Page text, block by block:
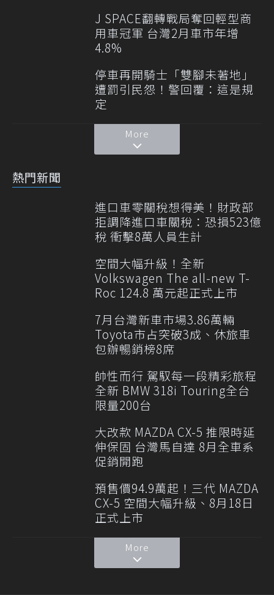
J SPACE翻轉戰局奪回輕型商
用車冠軍 台灣2月車市年增
4.8%
停車再開騎士「雙腳未著地」
遭罰引民怨！警回覆：這是規
定
More
熱門新聞
進口車零關稅想得美！財政部
拒調降進口車關稅：恐損523億
稅 衝擊8萬人員生計
空間大幅升級！全新
Volkswagen The all-new T-
Roc 124.8 萬元起正式上市
7月台灣新車市場3.86萬輛
Toyota市占突破3成、休旅車
包辦暢銷榜8席
帥性而行 駕馭每一段精彩旅程
全新 BMW 318i Touring全台
限量200台
大改款 MAZDA CX-5 推限時延
伸保固 台灣馬自達 8月全車系
促銷開跑
預售價94.9萬起！三代 MAZDA
CX-5 空間大幅升級、8月18日
正式上市
More